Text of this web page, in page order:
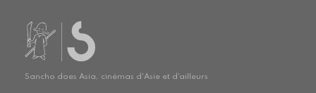
Sancho does Asia, cinémas d'Asie et d'ailleurs